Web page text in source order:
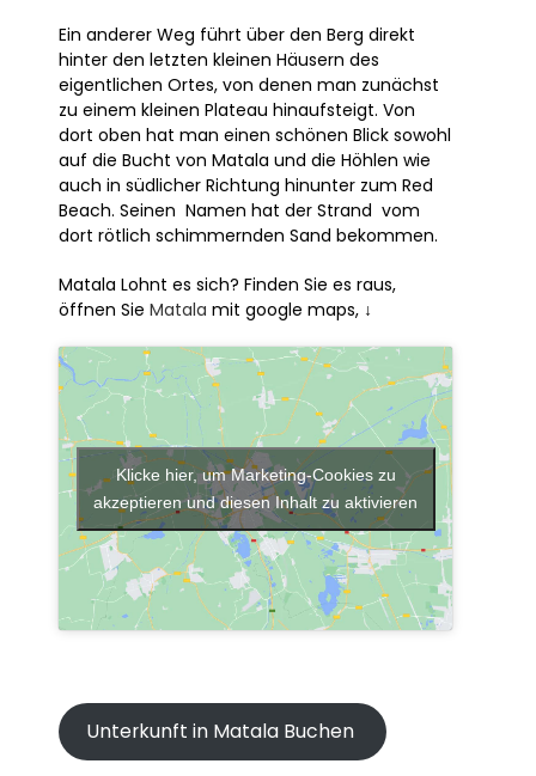
Ein anderer Weg führt über den Berg direkt
hinter den letzten kleinen Häusern des
eigentlichen Ortes, von denen man zunächst
zu einem kleinen Plateau hinaufsteigt. Von
dort oben hat man einen schönen Blick sowohl
auf die Bucht von Matala und die Höhlen wie
auch in südlicher Richtung hinunter zum Red
Beach. Seinen Namen hat der Strand vom
dort rötlich schimmernden Sand bekommen.
Matala Lohnt es sich? Finden Sie es raus,
öffnen SieMatala mit google maps, ↓
Klicke hier, um Marketing-Cookies zu
akzeptieren und diesen Inhalt zu aktivieren
Unterkunft in Matala Buchen